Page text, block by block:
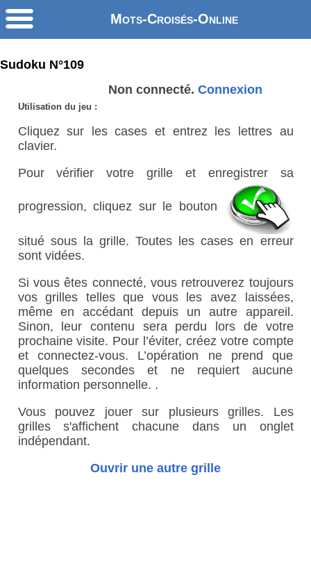
Mots-Croisés-Online
Sudoku N°109
Non connecté. Connexion
Utilisation du jeu :
Cliquez sur les cases et entrez les lettres au
clavier.
Pour vérifier votre grille et enregistrer sa
progression, cliquez sur le bouton
situé sous la grille. Toutes les cases en erreur
sont vidées.
Si vous êtes connecté, vous retrouverez toujours
vos grilles telles que vous les avez laissées,
même en accédant depuis un autre appareil.
Sinon, leur contenu sera perdu lors de votre
prochaine visite. Pour l’éviter, créez votre compte
et connectez-vous. L’opération ne prend que
quelques secondes et ne requiert aucune
information personnelle. .
Vous pouvez jouer sur plusieurs grilles. Les
grilles s'affichent chacune dans un onglet
indépendant.
Ouvrir une autre grille